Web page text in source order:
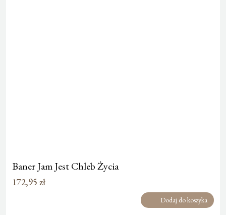
Baner Jam Jest Chleb Życia
172,95 zł
Dodaj do koszyka